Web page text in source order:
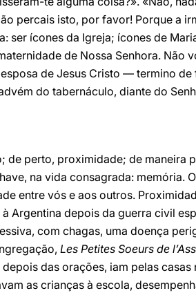
percais isto, por favor! Porque a
ser ícones da Igreja; ícones de
de Nossa Senhora. Não
de Jesus Cristo — termino
do tabernáculo, diante do
de perto, proximidade; de maneira
na vida consagrada: memória.
entre vós e aos outros.
Argentina depois da guerra civil
com chagas, uma doença
Les Petites Soeurs de
das orações, iam pelas casas
as crianças à escola,